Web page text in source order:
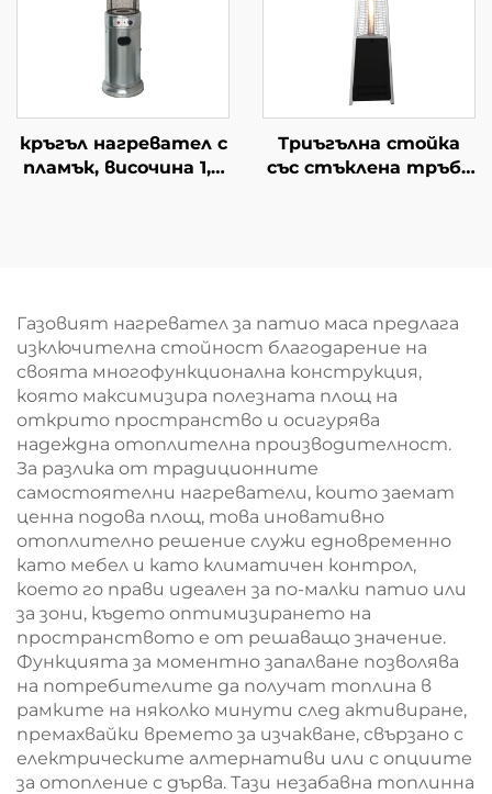
кръгъл нагревател с
пламък, височина 1,8
Триъгълна стойка
със стъклена тръба
Газовият нагревател за патио маса предлага
изключителна стойност благодарение на
своята многофункционална конструкция,
която максимизира полезната площ на
открито пространство и осигурява
надеждна отоплителна производителност.
За разлика от традиционните
самостоятелни нагреватели, които заемат
ценна подова площ, това иновативно
отоплително решение служи едновременно
като мебел и като климатичен контрол,
което го прави идеален за по-малки патио или
за зони, където оптимизирането на
пространството е от решаващо значение.
Функцията за моментно запалване позволява
на потребителите да получат топлина в
рамките на няколко минути след активиране,
премахвайки времето за изчакване, свързано с
електрическите алтернативи или с опциите
за отопление с дърва. Тази незабавна топлинна